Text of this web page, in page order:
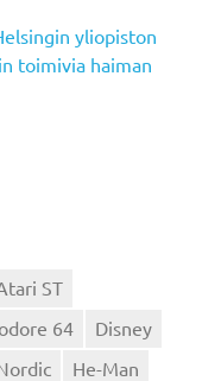
yliopiston
toimivia haiman
ST
64
Disney
He-Man